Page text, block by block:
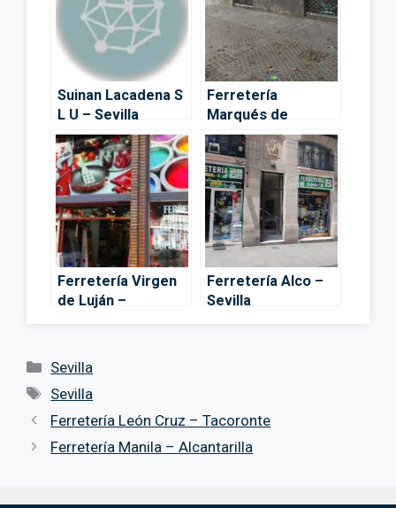
Suinan Lacadena S
L U – Sevilla
Ferretería
Marqués de
Paradas – Sevilla
Ferretería Virgen
de Luján –
Ferretería Alco –
Sevilla
Categorías
Sevilla
Etiquetas
Sevilla
Ferretería León Cruz – Tacoronte
Ferretería Manila – Alcantarilla